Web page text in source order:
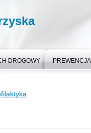
DROGOWY PREWENCJA